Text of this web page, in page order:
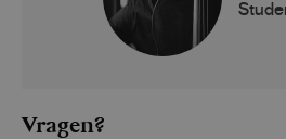
Vragen?